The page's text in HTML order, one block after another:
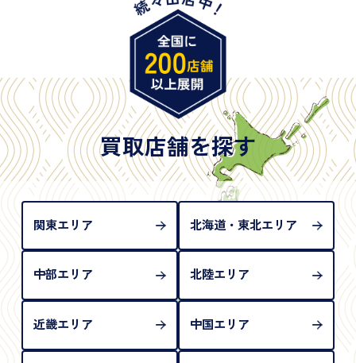
・旧パスポート
※原則として「公的機関が発行し、氏名、住所、生
年月日が記載されているもの
※日本国政府発行のもの
※2020年2月4日以降に申請された新型パスポートに
は「所持人記入欄（住所記載欄）」が存在しないた
め、単体では古物営業法上の本人確認書類として認
められない（住所確認ができないため）。補助書類
が必要となります
買取店舗を探す
関東エリア 北海道・東北エリア
中部エリア 北陸エリア
近畿エリア 中国エリア